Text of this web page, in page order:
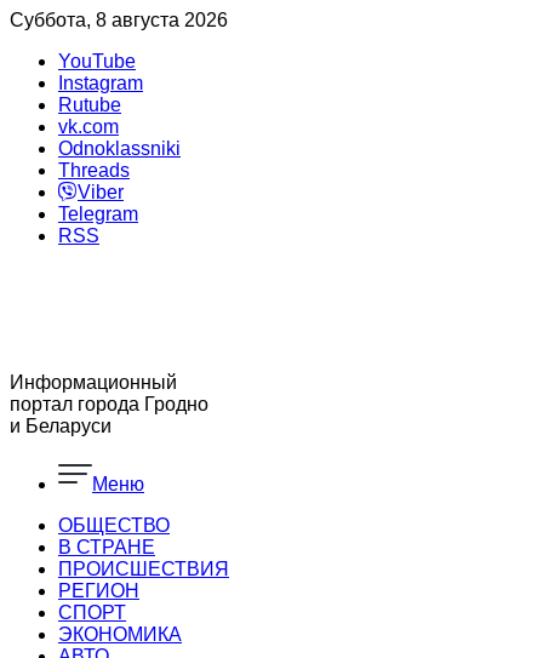
Суббота, 8 августа 2026
YouTube
Instagram
Rutube
vk.com
Odnoklassniki
Threads
Viber
Telegram
RSS
Информационный
портал города Гродно
и Беларуси
Меню
ОБЩЕСТВО
В СТРАНЕ
ПРОИСШЕСТВИЯ
РЕГИОН
CПОРТ
ЭКОНОМИКА